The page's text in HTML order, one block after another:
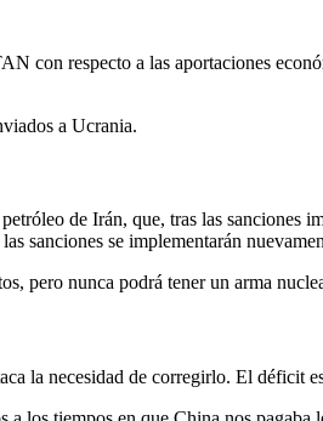
con respecto a las aportaciones
a Ucrania.
de Irán, que, tras las sanciones
sanciones se implementarán
pero nunca podrá tener un arma
la necesidad de corregirlo. El déficit